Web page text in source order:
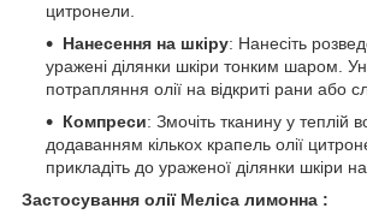
цитронели.
Нанесення на шкіру: Нанесіть
уражені ділянки шкіри тонким шаром.
потрапляння олії на відкриті рани або
Компреси: Змочіть тканину у теплій
додаванням кількох крапель олії
прикладіть до ураженої ділянки шкіри
Застосування олії Меліса лимонна :